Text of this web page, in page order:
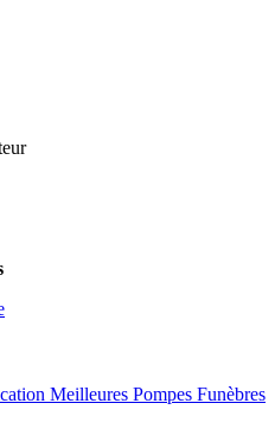
Meilleures Pompes Funèbres